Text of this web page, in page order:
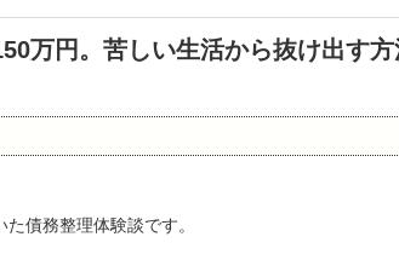
万円。苦しい生活から抜け出す
債務整理体験談です。